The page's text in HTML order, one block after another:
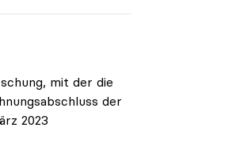
mit der die
der
2023